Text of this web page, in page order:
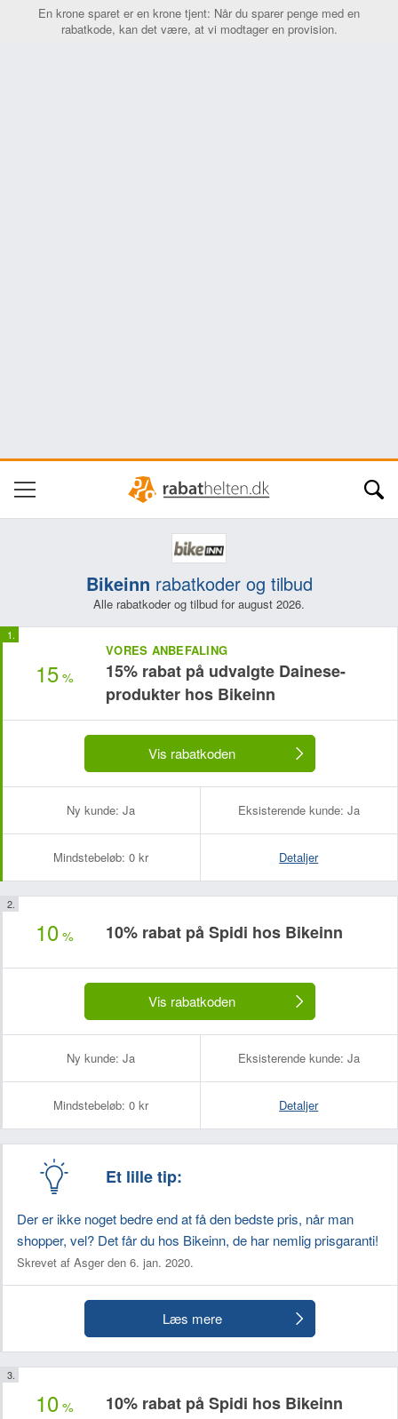
En krone sparet er en krone tjent: Når du sparer penge med en
rabatkode, kan det være, at vi modtager en provision.
Bikeinn rabatkoder og tilbud
Alle rabatkoder og tilbud for august 2026.
15 %
VORES ANBEFALING
15% rabat på udvalgte Dainese-
produkter hos Bikeinn
Vis rabatkoden
Ny kunde: Ja Eksisterende kunde: Ja
Mindstebeløb: 0 kr Detaljer
10 % 10% rabat på Spidi hos Bikeinn
Vis rabatkoden
Ny kunde: Ja Eksisterende kunde: Ja
Mindstebeløb: 0 kr Detaljer
Et lille tip:
Der er ikke noget bedre end at få den bedste pris, når man
shopper, vel? Det får du hos Bikeinn, de har nemlig prisgaranti!
Skrevet af Asger den 6. jan. 2020.
Læs mere
10 % 10% rabat på Spidi hos Bikeinn